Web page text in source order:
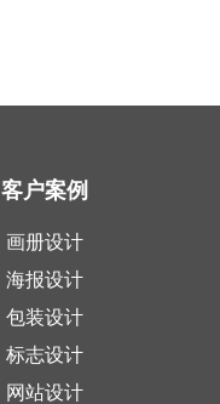
客户案例
画册设计
海报设计
包装设计
标志设计
网站设计